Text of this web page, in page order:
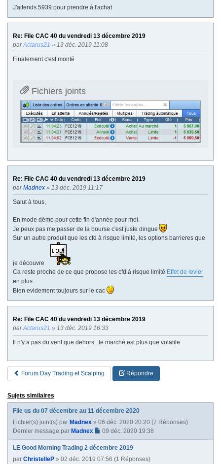
J'attends 5939 pour prendre à l'achat
Re: File CAC 40 du vendredi 13 décembre 2019
parActarus21 » 13 déc. 2019 11:08
Finalement c'est monté
Fichiers joints
Re: File CAC 40 du vendredi 13 décembre 2019
parMadnex » 13 déc. 2019 11:17
Salut à tous,
En mode démo pour cette fin d'année pour moi.
Je peux pas me passer de la bourse c'est juste dingue
Sur un autre produit que les cfd à risque limité, les options barrieres que
je découvre
Ca reste proche de ce que propose les cfd à risque limité Effet de levier
en plus
Bien evidement toujours sur le cac
Re: File CAC 40 du vendredi 13 décembre 2019
parActarus21 » 13 déc. 2019 16:33
Il n'y a pas du vent que dehors...le marché est plus que volatile
Forum Day Trading et Scalping Répondre
Sujets similaires
File us du 07 décembre au 11 décembre 2020
Fichier(s) joint(s) par Madnex » 06 déc. 2020 20:20 (7 Réponses)
Dernier message par Madnex 09 déc. 2020 19:38
LE Good Morning Trading 2 décembre 2019
par ChristelleP » 02 déc. 2019 07:56 (1 Réponses)